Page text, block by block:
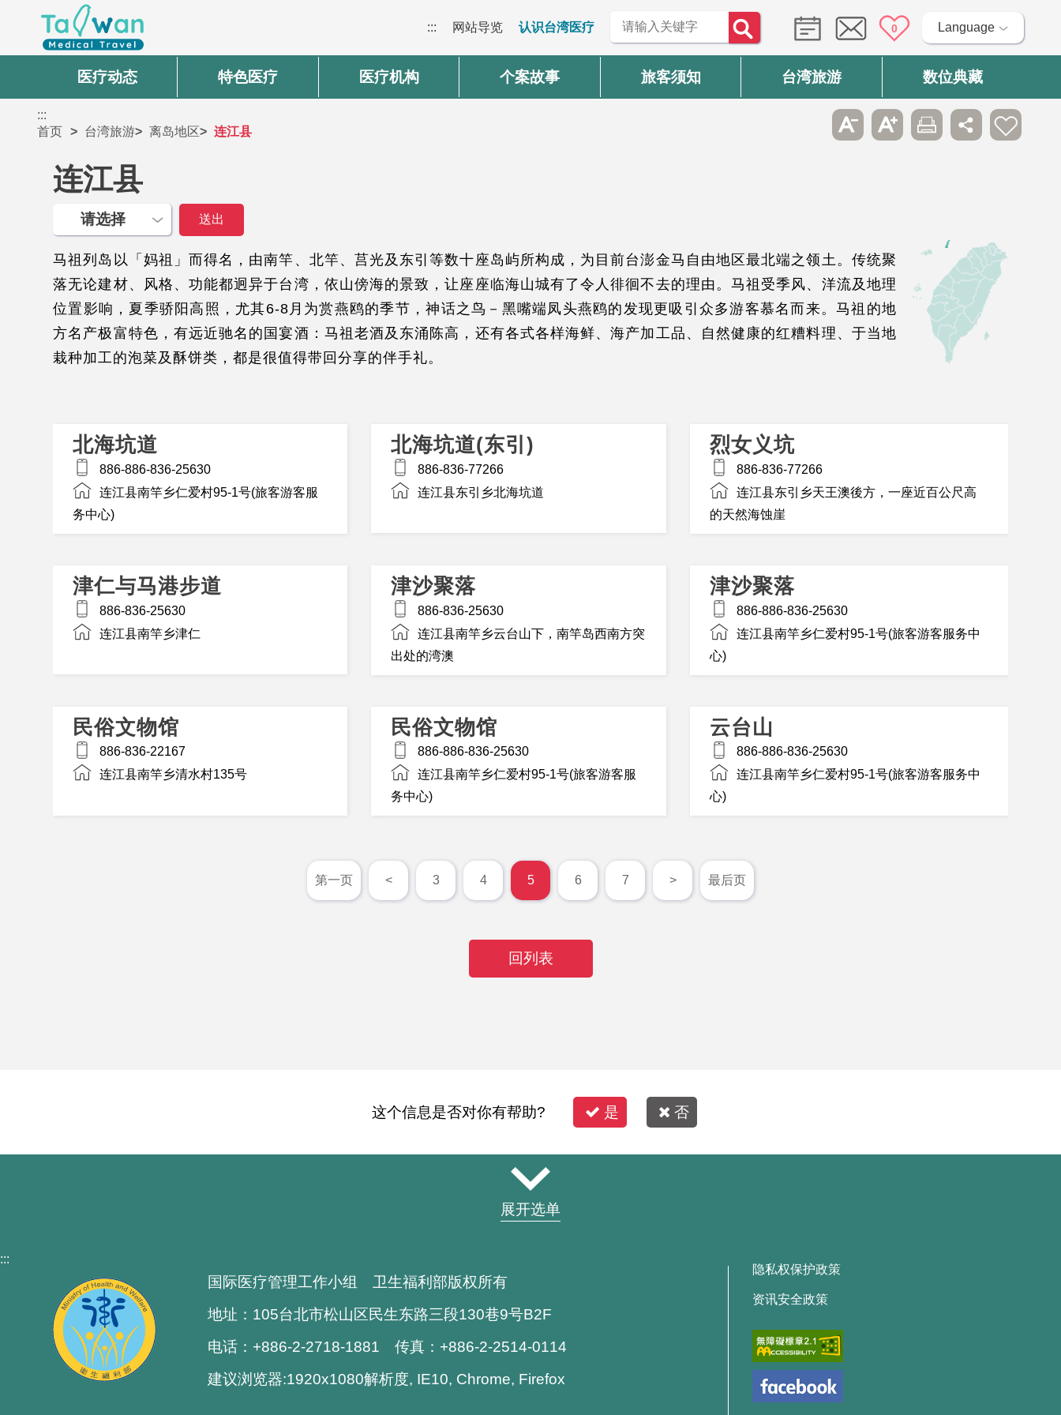
::: 网站导览 认识台湾医疗 0 Language
医疗动态 特色医疗 医疗机构 个案故事 旅客须知 台湾旅游 数位典藏
:::
首页
台湾旅游 离岛地区 连江县
连江县
马祖列岛以「妈祖」而得名，由南竿、北竿、莒光及东引等数十座岛屿所构成，为目前台澎金马自由地区最北端之领土。传统聚
落无论建材、风格、功能都迥异于台湾，依山傍海的景致，让座座临海山城有了令人徘徊不去的理由。马祖受季风、洋流及地理
位置影响，夏季骄阳高照，尤其6-8月为赏燕鸥的季节，神话之鸟－黑嘴端凤头燕鸥的发现更吸引众多游客慕名而来。马祖的地
方名产极富特色，有远近驰名的国宴酒：马祖老酒及东涌陈高，还有各式各样海鲜、海产加工品、自然健康的红糟料理、于当地
栽种加工的泡菜及酥饼类，都是很值得带回分享的伴手礼。
北海坑道
886-886-836-25630
连江县南竿乡仁爱村95-1号(旅客游客服
务中心)
北海坑道(东引)
886-836-77266
连江县东引乡北海坑道
烈女义坑
886-836-77266
连江县东引乡天王澳後方，一座近百公尺高
的天然海蚀崖
津仁与马港步道
886-836-25630
连江县南竿乡津仁
津沙聚落
886-836-25630
连江县南竿乡云台山下，南竿岛西南方突
出处的湾澳
津沙聚落
886-886-836-25630
连江县南竿乡仁爱村95-1号(旅客游客服务中
心)
民俗文物馆
886-836-22167
连江县南竿乡清水村135号
民俗文物馆
886-886-836-25630
连江县南竿乡仁爱村95-1号(旅客游客服
务中心)
云台山
886-886-836-25630
连江县南竿乡仁爱村95-1号(旅客游客服务中
心)
第一页 < 3 4 5 6 7 > 最后页
回列表
这个信息是否对你有帮助? 是 否
展开选单
:::
国际医疗管理工作小组 卫生福利部版权所有
地址：105台北市松山区民生东路三段130巷9号B2F
电话：+886-2-2718-1881 传真：+886-2-2514-0114
建议浏览器:1920x1080解析度, IE10, Chrome, Firefox
隐私权保护政策
资讯安全政策